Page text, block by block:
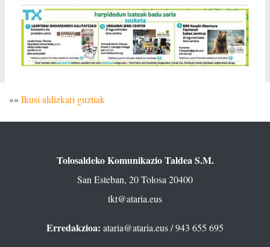
»» Ikusi aldizkari guztiak
Tolosaldeko Komunikazio Taldea S.M.
San Esteban, 20 Tolosa 20400
tkt@ataria.eus
Erredakzioa: ataria@ataria.eus/ 943 655 695